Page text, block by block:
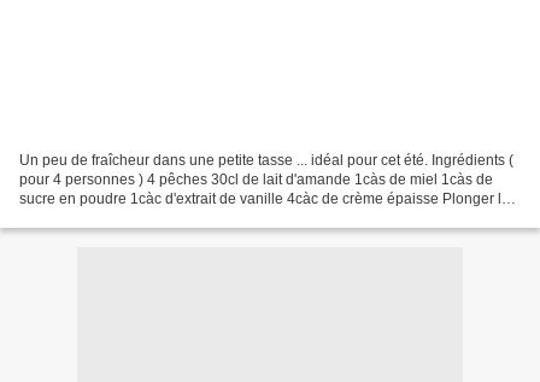
Un peu de fraîcheur dans une petite tasse ... idéal pour cet été. Ingrédients (
pour 4 personnes ) 4 pêches 30cl de lait d'amande 1càs de miel 1càs de
sucre en poudre 1càc d'extrait de vanille 4càc de crème épaisse Plonger les